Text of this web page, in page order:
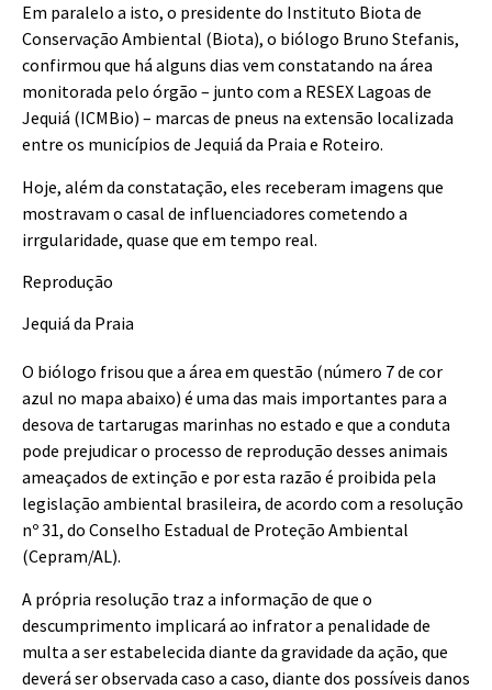
Em paralelo a isto, o presidente do Instituto Biota de
Conservação Ambiental (Biota), o biólogo Bruno Stefanis,
confirmou que há alguns dias vem constatando na área
monitorada pelo órgão – junto com a RESEX Lagoas de
Jequiá (ICMBio) – marcas de pneus na extensão localizada
entre os municípios de Jequiá da Praia e Roteiro.
Hoje, além da constatação, eles receberam imagens que
mostravam o casal de influenciadores cometendo a
irrgularidade, quase que em tempo real.
Reprodução
Jequiá da Praia
O biólogo frisou que a área em questão (número 7 de cor
azul no mapa abaixo) é uma das mais importantes para a
desova de tartarugas marinhas no estado e que a conduta
pode prejudicar o processo de reprodução desses animais
ameaçados de extinção e por esta razão é proibida pela
legislação ambiental brasileira, de acordo com a resolução
nº 31, do Conselho Estadual de Proteção Ambiental
(Cepram/AL).
A própria resolução traz a informação de que o
descumprimento implicará ao infrator a penalidade de
multa a ser estabelecida diante da gravidade da ação, que
deverá ser observada caso a caso, diante dos possíveis danos